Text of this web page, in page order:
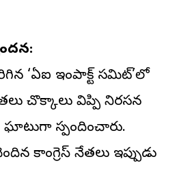
‘ఏఐ ఇంపాక్ట్ సమిట్’లో
చొక్కాలు విప్పి నిరసన
స్పందించారు.
కాంగ్రెస్ నేతలు ఇప్పుడు